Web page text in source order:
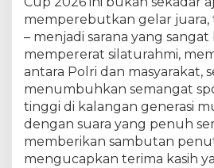
memperebutkan gelar juara,
– menjadi sarana yang
mempererat silaturahmi,
antara Polri dan masyarakat,
menumbuhkan semangat
tinggi di kalangan generasi
dengan suara yang penuh
memberikan sambutan
mengucapkan terima kasih